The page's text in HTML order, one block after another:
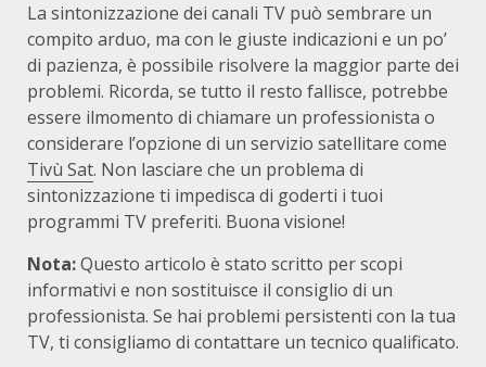
La sintonizzazione dei canali TV può sembrare un
compito arduo, ma con le giuste indicazioni e un po’
di pazienza, è possibile risolvere la maggior parte dei
problemi. Ricorda, se tutto il resto fallisce, potrebbe
essere ilmomento di chiamare un professionista o
considerare l’opzione di un servizio satellitare come
Tivù Sat. Non lasciare che un problema di
sintonizzazione ti impedisca di goderti i tuoi
programmi TV preferiti. Buona visione!
Nota:Questo articolo è stato scritto per scopi
informativi e non sostituisce il consiglio di un
professionista. Se hai problemi persistenti con la tua
TV, ti consigliamo di contattare un tecnico qualificato.